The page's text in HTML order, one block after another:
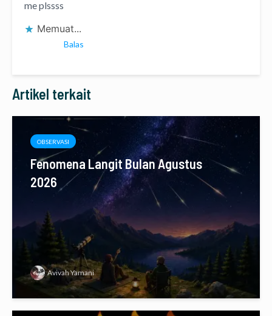
me plssss
Memuat...
Balas
Artikel terkait
OBSERVASI
Fenomena Langit Bulan Agustus
2026
Avivah Yamani